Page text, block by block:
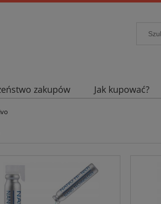
zakupów Jak kupować?